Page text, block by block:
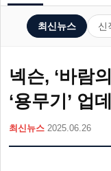
최신뉴스 신
넥슨, ‘바람
‘용무기’ 업
최신뉴스 2025.06.26